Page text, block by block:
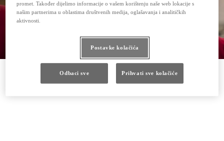
promet. Također dijelimo informacije o vašem korištenju naše web lokacije s
našim partnerima u oblastima društvenih medija, oglašavanja i analitičkih
aktivnosti.
Postavke kolačića
Odbaci sve Prihvati sve kolačiće